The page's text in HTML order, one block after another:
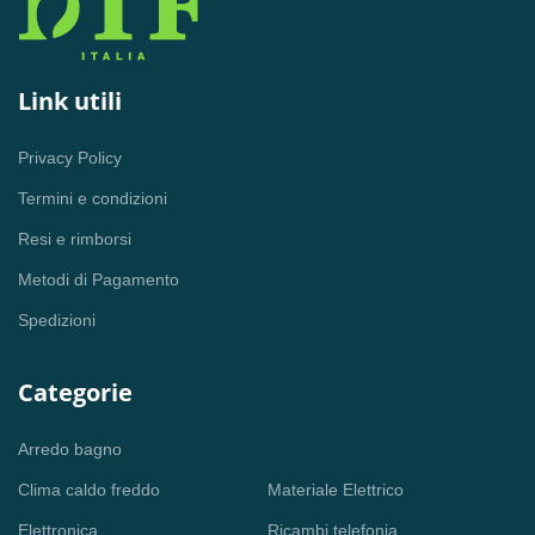
Link utili
Privacy Policy
Termini e condizioni
Resi e rimborsi
Metodi di Pagamento
Spedizioni
Categorie
Arredo bagno
Clima caldo freddo
Elettronica
Materiale Elettrico
Ricambi telefonia